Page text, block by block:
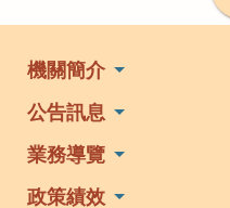
機關簡介
公告訊息
業務導覽
政策績效